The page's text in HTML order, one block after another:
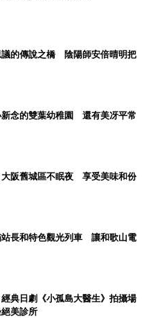
議的傳說之橋 陰陽師安倍晴明把
新念的雙葉幼稚園 還有美冴平常
大阪舊城區不眠夜 享受美味和份
站長和特色觀光列車 讓和歌山電
經典日劇《小孤島大醫生》拍攝場
美診所